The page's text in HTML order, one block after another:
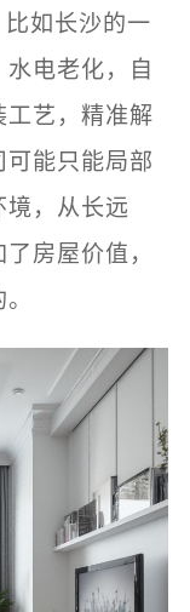
比如长沙的一
电老化，自
工艺，精准解
能只能局部
境，从长远
房屋价值，